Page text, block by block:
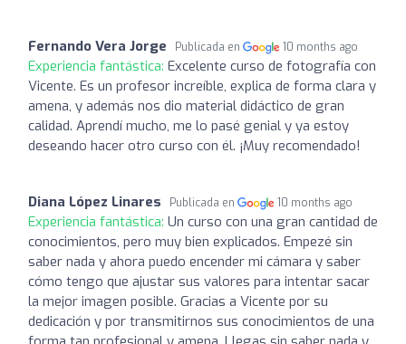
Fernando Vera Jorge Publicada en 10 months ago
Experiencia fantástica: Excelente curso de fotografía con
Vicente. Es un profesor increíble, explica de forma clara y
amena, y además nos dio material didáctico de gran
calidad. Aprendí mucho, me lo pasé genial y ya estoy
deseando hacer otro curso con él. ¡Muy recomendado!
Diana López Linares Publicada en 10 months ago
Experiencia fantástica: Un curso con una gran cantidad de
conocimientos, pero muy bien explicados. Empezé sin
saber nada y ahora puedo encender mi cámara y saber
cómo tengo que ajustar sus valores para intentar sacar
la mejor imagen posible. Gracias a Vicente por su
dedicación y por transmitirnos sus conocimientos de una